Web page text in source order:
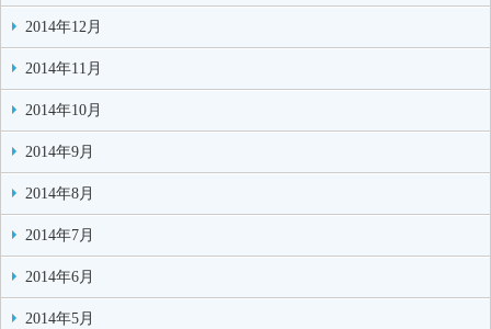
2014年12月
2014年11月
2014年10月
2014年9月
2014年8月
2014年7月
2014年6月
2014年5月